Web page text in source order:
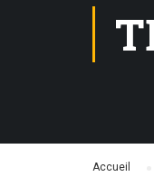
Accueil